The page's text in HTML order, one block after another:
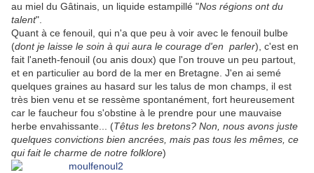
au miel du Gâtinais, un liquide estampillé "Nos régions ont du
talent".
Quant à ce fenouil, qui n'a que peu à voir avec le fenouil bulbe
(dont je laisse le soin à qui aura le courage d'en parler), c'est en
fait l'aneth-fenouil (ou anis doux) que l'on trouve un peu partout,
et en particulier au bord de la mer en Bretagne. J'en ai semé
quelques graines au hasard sur les talus de mon champs, il est
très bien venu et se ressème spontanément, fort heureusement
car le faucheur fou s'obstine à le prendre pour une mauvaise
herbe envahissante... (Têtus les bretons? Non, nous avons juste
quelques convictions bien ancrées, mais pas tous les mêmes, ce
qui fait le charme de notre folklore)